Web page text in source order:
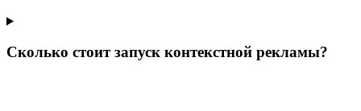
Сколько стоит запуск контекстной рекламы?